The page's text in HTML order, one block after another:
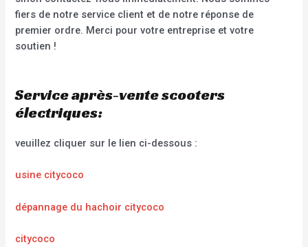
fiers de notre service client et de notre réponse de
premier ordre. Merci pour votre entreprise et votre
soutien !
Service après-vente scooters
électriques:
veuillez cliquer sur le lien ci-dessous :
usine citycoco
dépannage du hachoir citycoco
citycoco